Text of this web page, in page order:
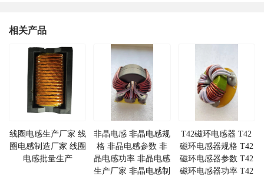
相关产品
线圈电感生产厂家 线
圈电感制造厂家 线圈
电感批量生产
非晶电感 非晶电感规
格 非晶电感参数 非
晶电感功率 非晶电感
生产厂家 非晶电感制
T42磁环电感器 T42
磁环电感器规格 T42
磁环电感器参数 T42
磁环电感器功率 T42